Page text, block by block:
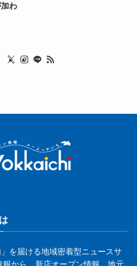
わ
を届ける地域密着型ニュースサ
から、新店オープン情報、地元